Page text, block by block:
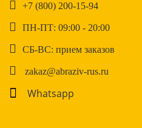
+7 (800) 200-15-94
ПН-ПТ: 09:00 - 20:00
СБ-ВС: прием заказов
zakaz@abraziv-rus.ru
Whatsapp